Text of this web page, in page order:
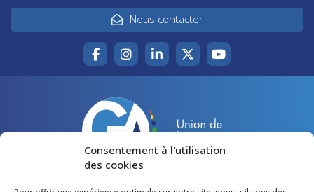
Consentement à l'utilisation
des cookies
Nous contacter